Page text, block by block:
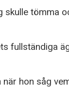
fullständiga
hon såg